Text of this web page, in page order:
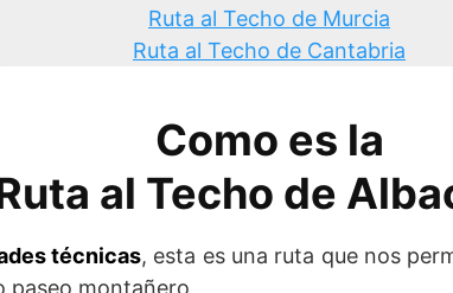
Ruta al Techo de Murcia
Ruta al Techo de Cantabria
Como es la
al Techo de
técnicas, esta es una ruta que nos
paseo montañero